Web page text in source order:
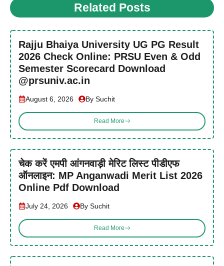
Related Posts
Rajju Bhaiya University UG PG Result
2026 Check Online: PRSU Even & Odd
Semester Scorecard Download
@prsuniv.ac.in
August 6, 2026 By Suchit
Read More
चेक करें एमपी आंगनवाड़ी मेरिट लिस्ट पीडीएफ
ऑनलाइन: MP Anganwadi Merit List 2026
Online Pdf Download
July 24, 2026 By Suchit
Read More